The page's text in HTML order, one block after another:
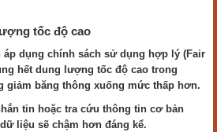
tốc độ cao
dụng chính sách sử dụng hợp lý (Fair
hết dung lượng tốc độ cao trong
giảm băng thông xuống mức thấp hơn.
tin hoặc tra cứu thông tin cơ bản
liệu sẽ chậm hơn đáng kể.